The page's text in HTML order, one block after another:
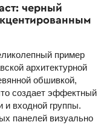
черный
пример
архитектурной
обшивкой,
создает эффектный
входной группы.
панелей визуально